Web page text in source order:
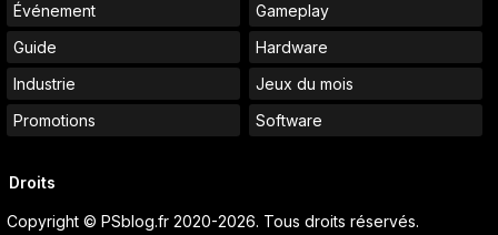
Événement
Gameplay
Guide
Hardware
Industrie
Jeux du mois
Promotions
Software
Droits
Copyright © PSblog.fr 2020-2026. Tous droits réservés.